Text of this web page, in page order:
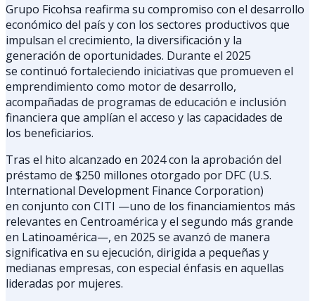
Grupo Ficohsa reafirma su compromiso con el desarrollo
económico del país y con los sectores productivos que
impulsan el crecimiento, la diversificación y la
generación de oportunidades. Durante el 2025
se continuó fortaleciendo iniciativas que promueven el
emprendimiento como motor de desarrollo,
acompañadas de programas de educación e inclusión
financiera que amplían el acceso y las capacidades de
los beneficiarios.
Tras el hito alcanzado en 2024 con la aprobación del
préstamo de $250 millones otorgado por DFC (U.S.
International Development Finance Corporation)
en conjunto con CITI —uno de los financiamientos más
relevantes en Centroamérica y el segundo más grande
en Latinoamérica—, en 2025 se avanzó de manera
significativa en su ejecución, dirigida a pequeñas y
medianas empresas, con especial énfasis en aquellas
lideradas por mujeres.